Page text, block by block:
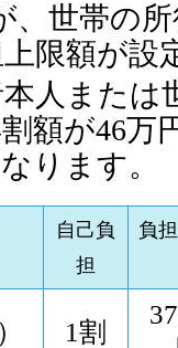
、世帯の
限額が設
人または
額が46万
ります。
自己負
担
負
1割